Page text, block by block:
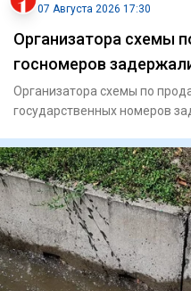
07 Августа 2026 17:30
Организатора схемы
госномеров
Организатора схемы по
государственных номеров